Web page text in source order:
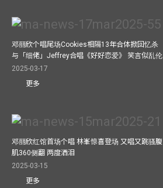
邓丽欣个唱尾场Cookies相隔13年合体掀回忆杀
与「细佬」Jeffrey合唱《好好恋爱》 笑言似乱伦
2025-03-17
更多
邓丽欣红馆首场个唱 林峯惊喜登场 又唱又跳骚腹
肌360侧翻 两度洒泪
2025-03-15
更多